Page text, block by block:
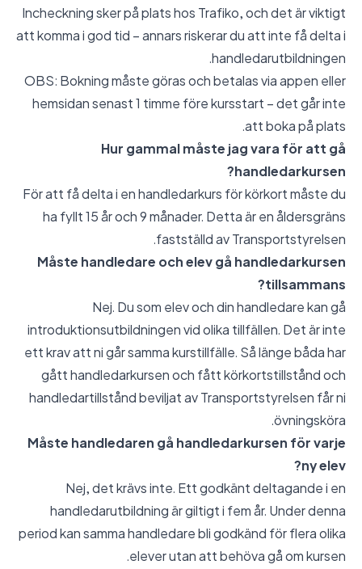
Incheckning sker på plats hos Trafiko, och det är viktigt
att komma i god tid – annars riskerar du att inte få delta i
handledarutbildningen.
OBS: Bokning måste göras och betalas via appen eller
hemsidan senast 1 timme före kursstart – det går inte
att boka på plats.
Hur gammal måste jag vara för att gå
handledarkursen?
För att få delta i en handledarkurs för körkort måste du
ha fyllt 15 år och 9 månader. Detta är en åldersgräns
fastställd av Transportstyrelsen.
Måste handledare och elev gå handledarkursen
tillsammans?
Nej. Du som elev och din handledare kan gå
introduktionsutbildningen vid olika tillfällen. Det är inte
ett krav att ni går samma kurstillfälle. Så länge båda har
gått handledarkursen och fått körkortstillstånd och
handledartillstånd beviljat av Transportstyrelsen får ni
övningsköra.
Måste handledaren gå handledarkursen för varje
ny elev?
Nej, det krävs inte. Ett godkänt deltagande i en
handledarutbildning är giltigt i fem år. Under denna
period kan samma handledare bli godkänd för flera olika
elever utan att behöva gå om kursen.